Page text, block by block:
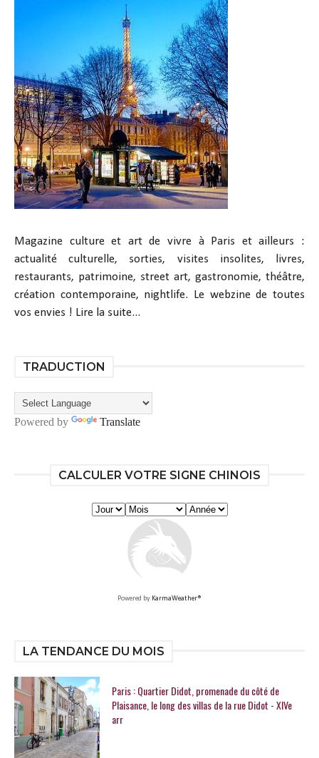
Magazine culture et art de vivre à Paris et ailleurs :
actualité culturelle, sorties, visites insolites, livres,
restaurants, patrimoine, street art, gastronomie, théâtre,
création contemporaine, nightlife. Le webzine de toutes
vos envies ! Lire la suite...
TRADUCTION
Powered by Translate
CALCULER VOTRE SIGNE CHINOIS
Powered by KarmaWeather®
LA TENDANCE DU MOIS
Paris : Quartier Didot, promenade du côté de
Plaisance, le long des villas de la rue Didot - XIVe
arr